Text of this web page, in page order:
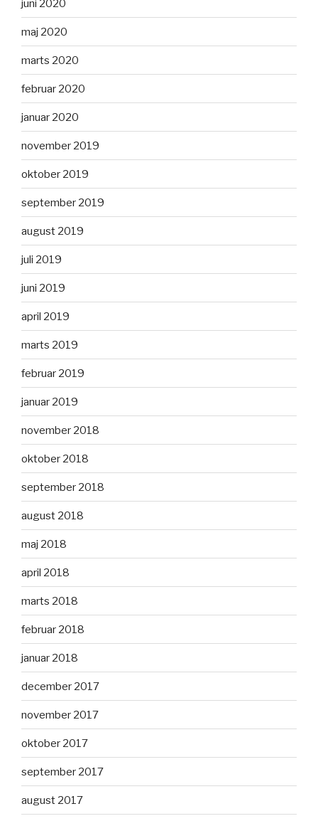
juni 2020
maj 2020
marts 2020
februar 2020
januar 2020
november 2019
oktober 2019
september 2019
august 2019
juli 2019
juni 2019
april 2019
marts 2019
februar 2019
januar 2019
november 2018
oktober 2018
september 2018
august 2018
maj 2018
april 2018
marts 2018
februar 2018
januar 2018
december 2017
november 2017
oktober 2017
september 2017
august 2017